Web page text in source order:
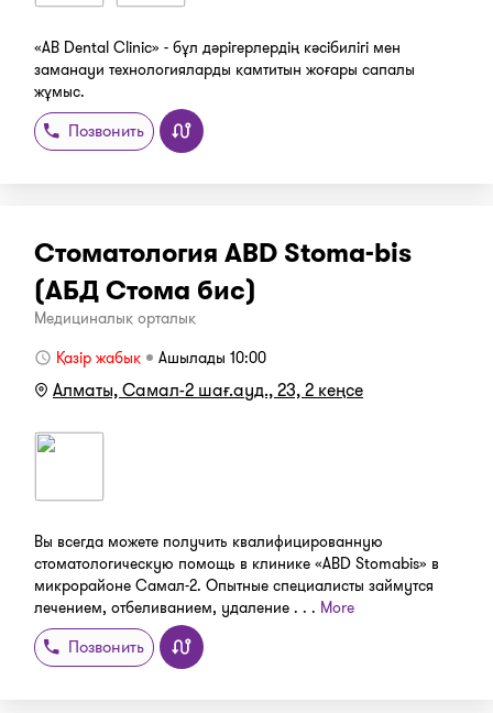
«AB Dental Clinic» - бұл дәрігерлердің кәсібилігі мен
заманауи технологияларды қамтитын жоғары сапалы
жұмыс.
Позвонить
Стоматология ABD Stoma-bis
(АБД Стома бис)
Медициналық орталық
Қазір жабық
Ашылады 10:00
Алматы, Самал-2 шағ.ауд., 23, 2 кеңсе
Вы всегда можете получить квалифицированную
стоматологическую помощь в клинике «ABD Stomabis» в
микрорайоне Самал-2. Опытные специалисты займутся
лечением, отбеливанием, удаление . . . More
Позвонить